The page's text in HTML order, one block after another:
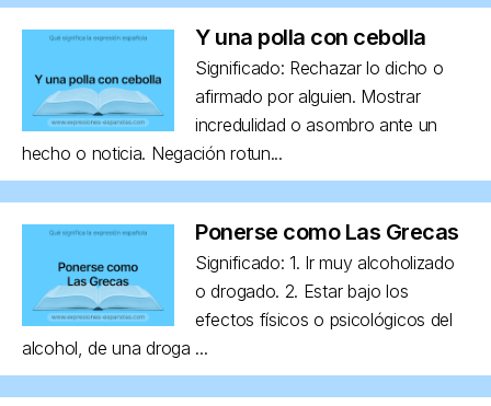
Y una polla con cebolla
Significado: Rechazar lo dicho o
afirmado por alguien. Mostrar
incredulidad o asombro ante un
hecho o noticia. Negación rotun...
Ponerse como Las Grecas
Significado: 1. Ir muy alcoholizado
o drogado. 2. Estar bajo los
efectos físicos o psicológicos del
alcohol, de una droga ...